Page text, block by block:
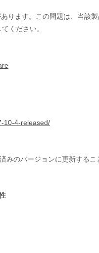
ります。この問題は、当該
ください。
10-4-released/
みのバージョンに更新する